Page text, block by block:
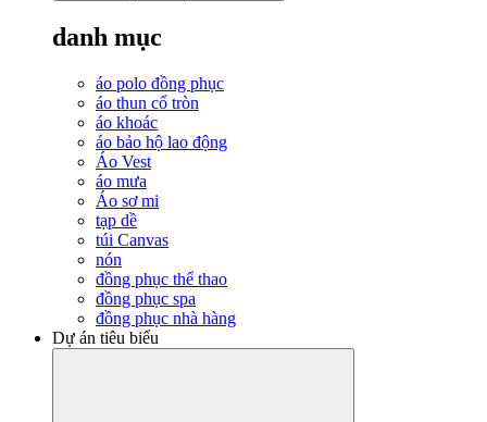
danh mục
áo polo đồng phục
áo thun cổ tròn
áo khoác
áo bảo hộ lao động
Áo Vest
áo mưa
Áo sơ mi
tạp dề
túi Canvas
nón
đồng phục thể thao
đồng phục spa
đồng phục nhà hàng
Dự án tiêu biểu